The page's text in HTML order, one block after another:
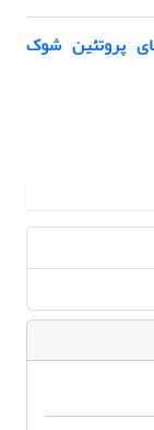
پروتئین شوک